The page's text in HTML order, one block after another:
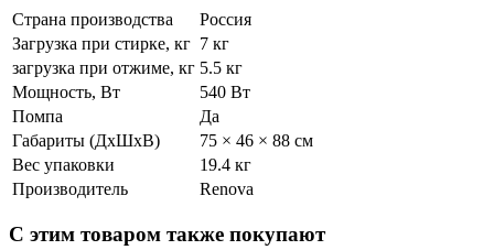
Страна производства
Россия
Загрузка при стирке, кг 7 кг
загрузка при отжиме, кг 5.5 кг
Мощность, Вт
540 Вт
Помпа
Да
Габариты (ДхШхВ)
75 × 46 × 88 см
Вес упаковки
19.4 кг
Производитель
Renova
С этим товаром также покупают